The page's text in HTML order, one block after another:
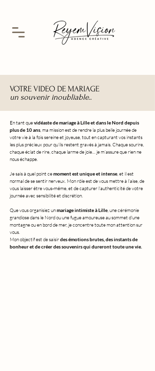
VOTRE VIDEO DE MARIAGE
un souvenir inoubliable..
En tant quevidéaste de mariage à Lille et dans le Nord depuis
plus de 10 ans, ma mission est de rendre la plus belle journée de
votre vie à la fois sereine et joyeuse, tout en capturant vos instants
les plus précieux pour qu’ils restent gravés à jamais. Chaque sourire,
chaque éclat de rire, chaque larme de joie… je m’assure que rien ne
nous échappe.
Je sais à quel point cemoment est unique et intense, et il est
normal de se sentir nerveux. Mon rôle est de vous mettre à l’aise, de
vous laisser être vous-même, et de capturer l’authenticité de votre
journée avec sensibilité et discrétion.
Que vous organisiez unmariage intimiste à Lille, une cérémonie
grandiose dans le Nord ou une fugue amoureuse au sommet d’une
montagne ou en bord de mer, je concentre toute mon attention sur
vous.
Mon objectif est de saisirdes émotions brutes, des instants de
bonheur et de créer des souvenirs qui dureront toute une vie.